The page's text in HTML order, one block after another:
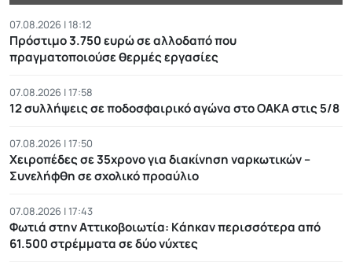
07.08.2026 | 18:12
Πρόστιμο 3.750 ευρώ σε αλλοδαπό που
πραγματοποιούσε θερμές εργασίες
07.08.2026 | 17:58
12 συλλήψεις σε ποδοσφαιρικό αγώνα στο ΟΑΚΑ στις 5/8
07.08.2026 | 17:50
Χειροπέδες σε 35χρονο για διακίνηση ναρκωτικών –
Συνελήφθη σε σχολικό προαύλιο
07.08.2026 | 17:43
Φωτιά στην Αττικοβοιωτία: Kάηκαν περισσότερα από
61.500 στρέμματα σε δύο νύχτες